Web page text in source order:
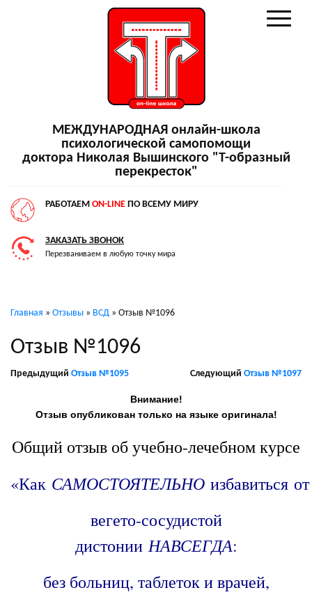
МЕЖДУНАРОДНАЯ онлайн-школа
психологической самопомощи
доктора Николая Вышинского "Т-образный
перекресток"
РАБОТАЕМ ON-LINE ПО ВСЕМУ МИРУ
ЗАКАЗАТЬ ЗВОНОК
Перезваниваем в любую точку мира
Главная » Отзывы » ВСД » Отзыв №1096
Отзыв №1096
Предыдущий Отзыв №1095 Следующий Отзыв №1097
Внимание!
Отзыв опубликован только на языке оригинала!
Общий отзыв об учебно-лечебном курсе
«Как САМОСТОЯТЕЛЬНО избавиться от
вегето-сосудистой
дистонииНАВСЕГДА:
без больниц, таблеток и врачей,